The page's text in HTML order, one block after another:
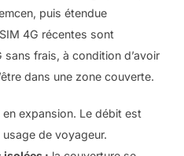
puis étendue
4G récentes sont
frais, à condition d’avoir
dans une zone couverte.
expansion. Le débit est
de voyageur.